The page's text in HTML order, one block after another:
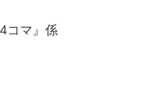
コマ』係